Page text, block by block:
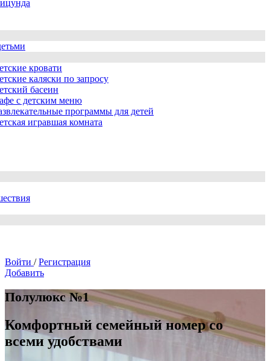
кровати
каляски по запросу
басеин
с детским меню
программы для детей
игравшая комната
Войти / Регистрация
Добавить
Полулюкс №1
Комфортный семейный номер со
всеми удобствами